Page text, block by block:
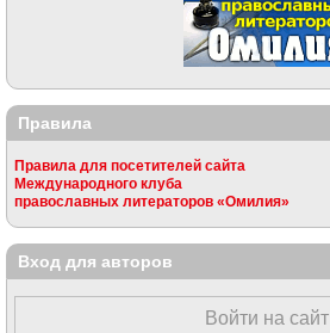
Правила
Правила для посетителей сайта
Международного клуба
православных литераторов «Омилия»
Вход для авторов
Войти на сайт